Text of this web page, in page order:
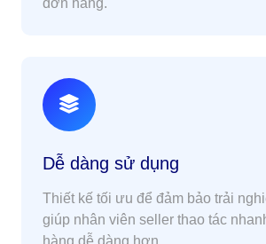
Dễ dàng sử dụng
Thiết kế tối ưu để đảm bảo trải
giúp nhân viên seller thao tác
hàng dễ dàng hơn.